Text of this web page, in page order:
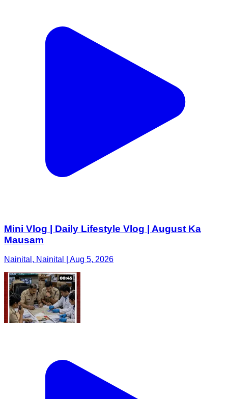
Mini Vlog | Daily Lifestyle Vlog | August Ka
Mausam
Nainital, Nainital | Aug 5, 2026